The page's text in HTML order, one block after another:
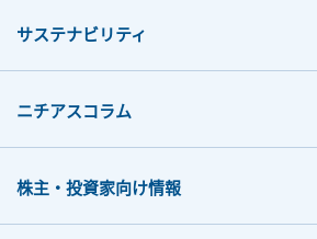
サステナビリティ
ニチアスコラム
株主・投資家向け情報